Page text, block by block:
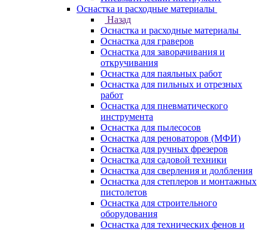
Оснастка и расходные материалы
Назад
Оснастка и расходные материалы
Оснастка для граверов
Оснастка для заворачивания и
откручивания
Оснастка для паяльных работ
Оснастка для пильных и отрезных
работ
Оснастка для пневматического
инструмента
Оснастка для пылесосов
Оснастка для реноваторов (МФИ)
Оснастка для ручных фрезеров
Оснастка для садовой техники
Оснастка для сверления и долбления
Оснастка для степлеров и монтажных
пистолетов
Оснастка для строительного
оборудования
Оснастка для технических фенов и